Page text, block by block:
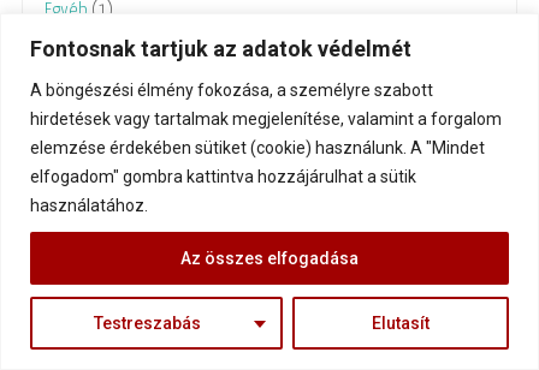
Fontosnak tartjuk az adatok védelmét
A böngészési élmény fokozása, a személyre szabott
hirdetések vagy tartalmak megjelenítése, valamint a forgalom
elemzése érdekében sütiket (cookie) használunk. A "Mindet
elfogadom" gombra kattintva hozzájárulhat a sütik
használatához.
Testreszabás Elutasít
Az összes elfogadása
Egyéb (1)
Felépülés(18)
Gondolatébresztők(118)
(2)